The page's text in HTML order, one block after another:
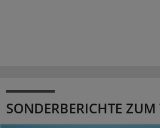
SONDERBERICHTE